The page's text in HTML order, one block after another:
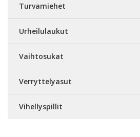
Turvamiehet
Urheilulaukut
Vaihtosukat
Verryttelyasut
Vihellyspillit